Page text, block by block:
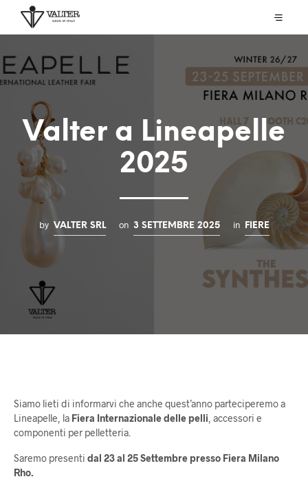
Valter a Lineapelle
2025
by VALTER SRL on 3 SETTEMBRE 2025 in FIERE
Siamo lieti di informarvi che anche quest’anno parteciperemo a
Lineapelle, la Fiera Internazionale delle pelli , accessori e
componenti per pelletteria.
Saremo presenti dal 23 al 25 Settembre presso Fiera Milano
Rho.